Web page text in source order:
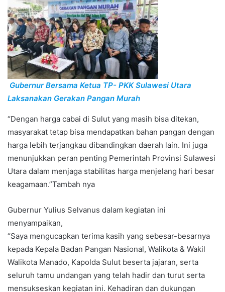
Gubernur Bersama Ketua TP- PKK Sulawesi Utara
Laksanakan Gerakan Pangan Murah
“Dengan harga cabai di Sulut yang masih bisa ditekan,
masyarakat tetap bisa mendapatkan bahan pangan dengan
harga lebih terjangkau dibandingkan daerah lain. Ini juga
menunjukkan peran penting Pemerintah Provinsi Sulawesi
Utara dalam menjaga stabilitas harga menjelang hari besar
keagamaan.”Tambah nya
Gubernur Yulius Selvanus dalam kegiatan ini
menyampaikan,
“Saya mengucapkan terima kasih yang sebesar-besarnya
kepada Kepala Badan Pangan Nasional, Walikota & Wakil
Walikota Manado, Kapolda Sulut beserta jajaran, serta
seluruh tamu undangan yang telah hadir dan turut serta
mensukseskan kegiatan ini. Kehadiran dan dukungan